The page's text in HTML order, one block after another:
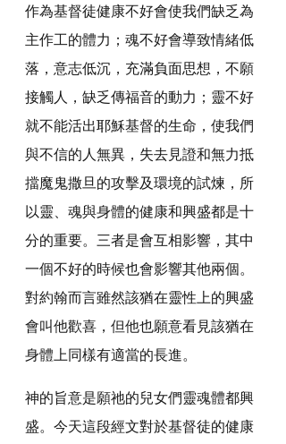
作為基督徒健康不好會使我們缺乏為
主作工的體力；魂不好會導致情緒低
落，意志低沉，充滿負面思想，不願
接觸人，缺乏傳福音的動力；靈不好
就不能活出耶穌基督的生命，使我們
與不信的人無異，失去見證和無力抵
擋魔鬼撒旦的攻擊及環境的試煉，所
以靈、魂與身體的健康和興盛都是十
分的重要。三者是會互相影響，其中
一個不好的時候也會影響其他兩個。
對約翰而言雖然該猶在靈性上的興盛
會叫他歡喜，但他也願意看見該猶在
身體上同樣有適當的長進。
神的旨意是願祂的兒女們靈魂體都興
盛。今天這段經文對於基督徒的健康